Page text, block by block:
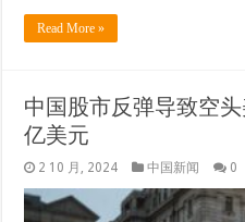
Read More »
中国股市反弹导致空
亿美元
2 10 月, 2024 中国新闻 0